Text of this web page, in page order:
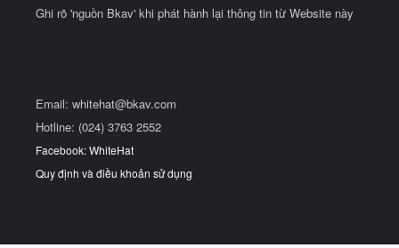
Ghi rõ 'nguồn Bkav' khi phát hành lại thông tin từ Website này
Email: whitehat@bkav.com
Hotline: (024) 3763 2552
Facebook: WhiteHat
Quy định và điều khoản sử dụng